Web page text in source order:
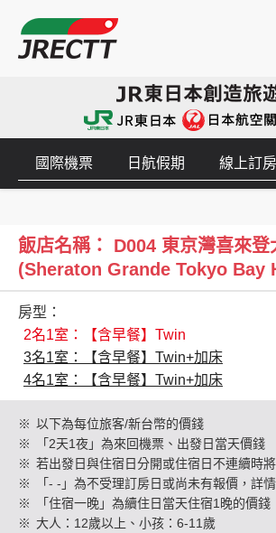
創造旅遊
國際機票 日航假期 線上訂房
飯店名稱： D004 東京灣喜來登
(Sheraton Grande Tokyo Bay
房型：
2名1室：【含早餐】Twin
3名1室：【含早餐】Twin+加床
4名1室：【含早餐】Twin+加床
※ 以下為每位旅客/新台幣的價錢
※
「2天1夜」為來回機票、出發日當天價錢
※ 若出發日與住宿日分開或住宿日不連續時
※
「- -」為不受理訂房日或尚未有報價，詳
※
「住宿一晚」為續住日當天住宿1晚的價錢
※ 大人：12歲以上、小孩：6-11歲